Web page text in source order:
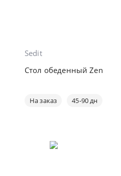
Sedit
Стол обеденный Zen
На заказ 45-90 дн